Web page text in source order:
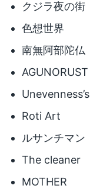
クジラ夜の街
色想世界
南無阿部陀仏
AGUNORUST
Unevenness’s
Roti Art
ルサンチマン
The cleaner
MOTHER